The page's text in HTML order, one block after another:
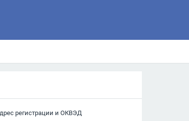
регистрации и ОКВЭД